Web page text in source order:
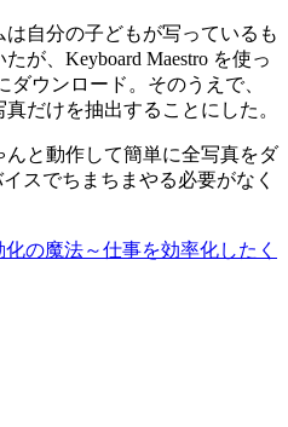
自分の子どもが写っているも
が、Keyboard Maestro を使っ
ウンロード。そのうえで、
だけを抽出することにした。
と動作して簡単に全写真をダ
スでちまちまやる必要がなく
の魔法～仕事を効率化したく